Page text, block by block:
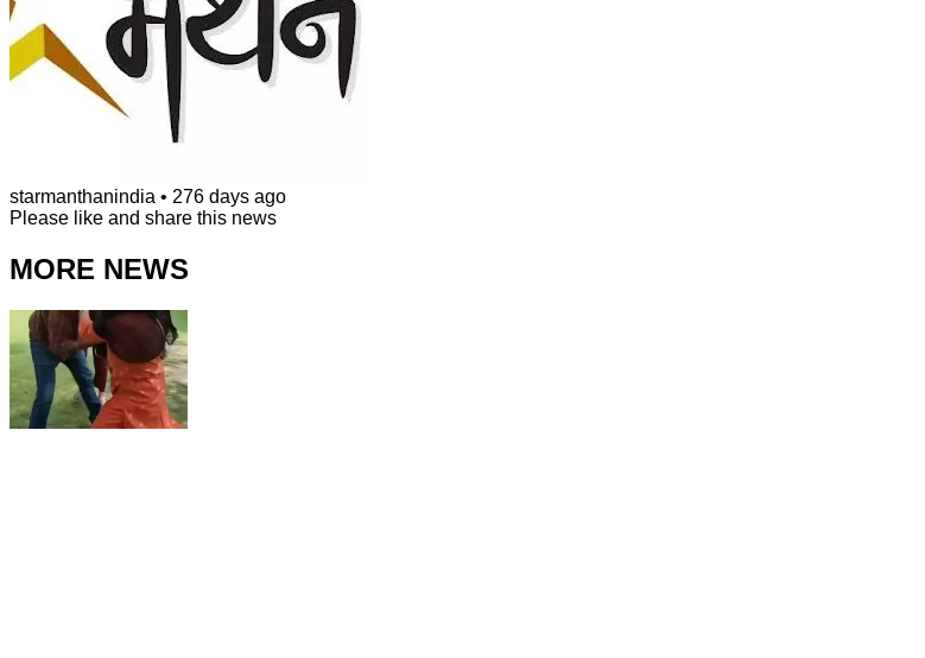
starmanthanindia • 276 days ago
Please like and share this news
MORE NEWS